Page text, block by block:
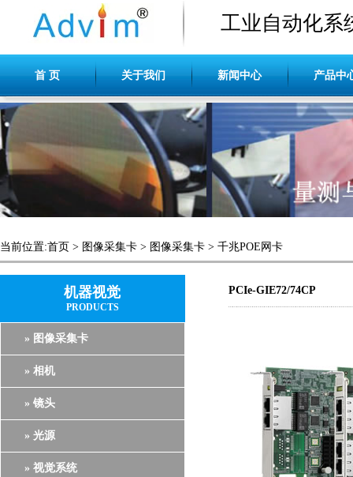
工业自动化系
首 页 关于我们 新闻中心 产品中
当前位置:首页 > 图像采集卡 > 图像采集卡 > 千兆POE网卡
机器视觉
PRODUCTS
» 图像采集卡
» 相机
» 镜头
» 光源
» 视觉系统
PCIe-GIE72/74CP